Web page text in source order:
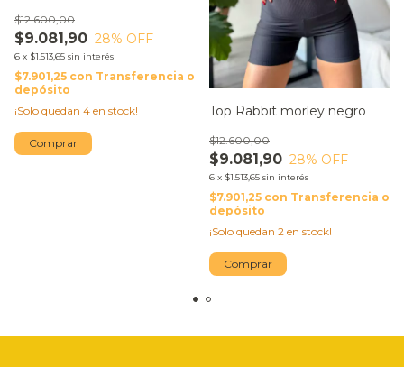
$9.081,90
$12.600,00
28% OFF
6 x $1.513,65 sin interés
$7.901,25 con Transferencia o
depósito
¡Solo quedan 4 en stock!
Comprar
Top Rabbit morley negro
$9.081,90
$12.600,00
28% OFF
6 x $1.513,65 sin interés
$7.901,25 con Transferencia o
depósito
¡Solo quedan 2 en stock!
Comprar